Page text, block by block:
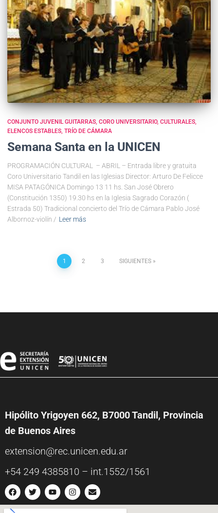
CONJUNTO JUVENIL GUITARRAS CORO UNIVERSITARIO CULTURALES
ELENCOS ESTABLES TRÍO DE CÁMARA
Semana Santa en la UNICEN
PROGRAMACIÓN CULTURAL – ABRIL – Entrada libre y gratuita
Coro Universitario Tandil en las Iglesias Director: Arturo De Felicce
MISA PATAGÓNICA Domingo 13 11 hs. San José Obrero
(Constitución 1350) 19.30 hs en la Iglesia Sagrado Corazón (
Estrada 50) Tradicional concierto del Trío de Cámara Pablo José
Albornoz-violín / Leer más
1 2 3 SIGUIENTES
Hipólito Yrigoyen 662, B7000 Tandil, Provincia
de Buenos Aires
extension@rec.unicen.edu.ar
+54 249 4385810 – int.1552/1561